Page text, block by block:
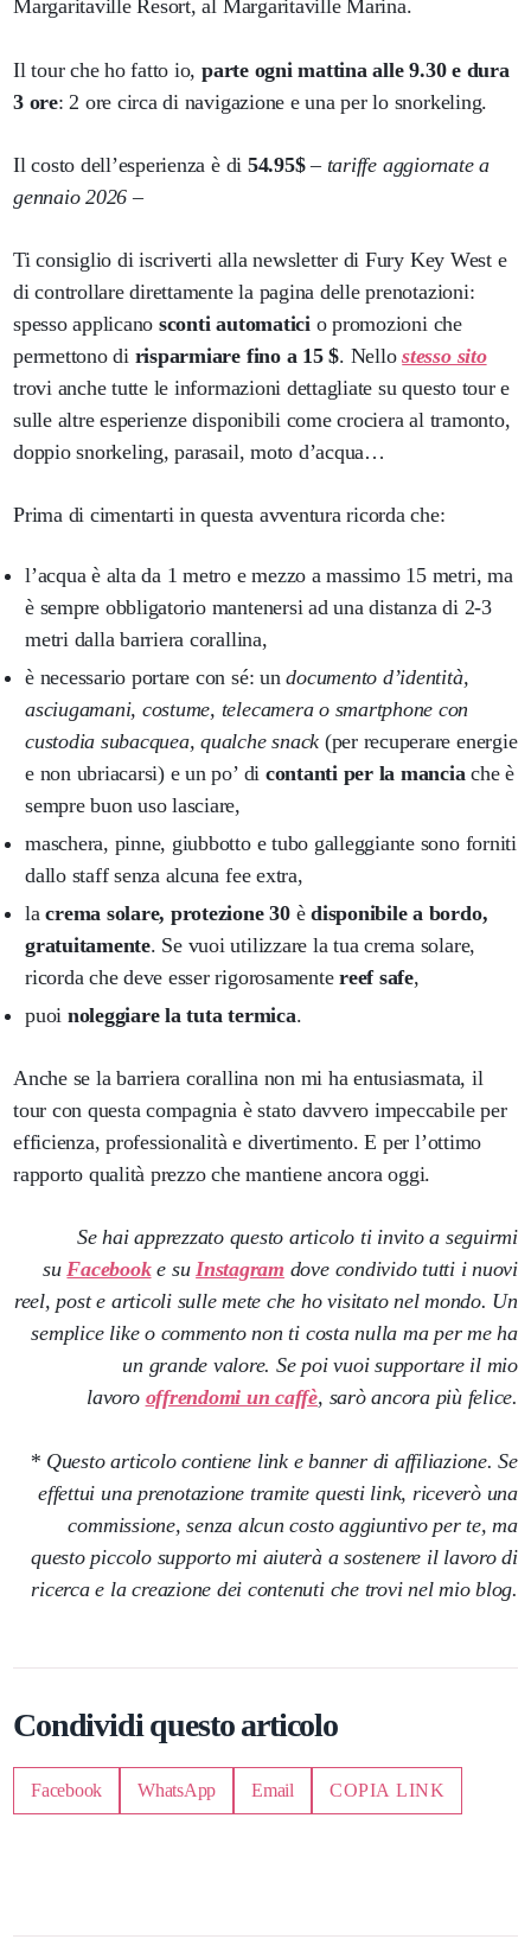
Margaritaville Resort, al Margaritaville Marina.
Il tour che ho fatto io, parte ogni mattina alle 9.30 e dura
3 ore: 2 ore circa di navigazione e una per lo snorkeling.
Il costo dell’esperienza è di 54.95$ – tariffe aggiornate a
gennaio 2026 –
Ti consiglio di iscriverti alla newsletter di Fury Key West e
di controllare direttamente la pagina delle prenotazioni:
spesso applicano sconti automatici o promozioni che
permettono di risparmiare fino a 15 $. Nellostesso sito
trovi anche tutte le informazioni dettagliate su questo tour e
sulle altre esperienze disponibili come crociera al tramonto,
doppio snorkeling, parasail, moto d’acqua…
Prima di cimentarti in questa avventura ricorda che:
l’acqua è alta da 1 metro e mezzo a massimo 15 metri, ma
è sempre obbligatorio mantenersi ad una distanza di 2-3
metri dalla barriera corallina,
è necessario portare con sé: undocumento d’identità,
asciugamani, costume, telecamera o smartphone con
custodia subacquea, qualche snack (per recuperare energie
e non ubriacarsi) e un po’ di contanti per la manciache è
sempre buon uso lasciare,
maschera, pinne, giubbotto e tubo galleggiante sono forniti
dallo staff senza alcuna fee extra,
lacrema solare, protezione 30 èdisponibile a bordo,
gratuitamente. Se vuoi utilizzare la tua crema solare,
ricorda che deve esser rigorosamentereef safe,
puoi noleggiare la tuta termica.
Anche se la barriera corallina non mi ha entusiasmata, il
tour con questa compagnia è stato davvero impeccabile per
efficienza, professionalità e divertimento. E per l’ottimo
rapporto qualità prezzo che mantiene ancora oggi.
Se hai apprezzato questo articolo ti invito a seguirmi
suFacebooke suInstagram dove condivido tutti i nuovi
reel, post e articoli sulle mete che ho visitato nel mondo. Un
semplice like o commento non ti costa nulla ma per me ha
un grande valore. Se poi vuoi supportare il mio
lavoro offrendomi un caffè, sarò ancora più felice.
* Questo articolo contiene link e banner di affiliazione. Se
effettui una prenotazione tramite questi link, riceverò una
commissione, senza alcun costo aggiuntivo per te, ma
questo piccolo supporto mi aiuterà a sostenere il lavoro di
ricerca e la creazione dei contenuti che trovi nel mio blog.
Condividi questo articolo
Facebook WhatsApp Email COPIA LINK